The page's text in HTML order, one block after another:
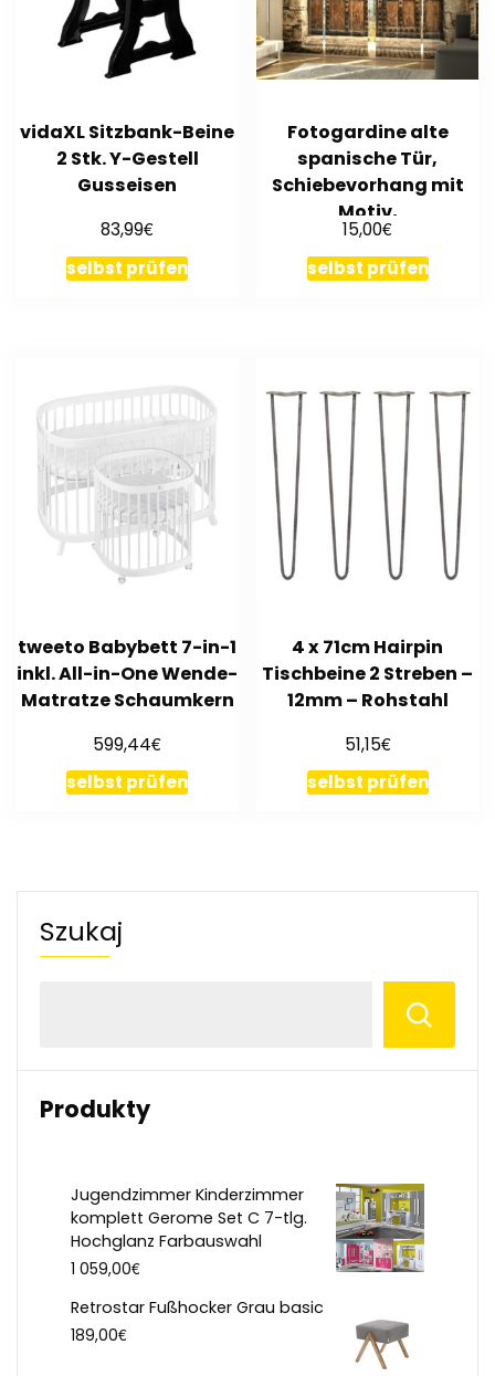
vidaXL Sitzbank-Beine
2 Stk. Y-Gestell
Gusseisen
83,99€
selbst prüfen
Fotogardine alte
spanische Tür,
Schiebevorhang mit
Motiv,
Flächenvorhang, auf
Maß
15,00€
selbst prüfen
tweeto Babybett 7-in-1
inkl. All-in-One Wende-
Matratze Schaumkern
599,44€
selbst prüfen
4 x 71cm Hairpin
Tischbeine 2 Streben –
12mm – Rohstahl
51,15€
selbst prüfen
Szukaj
Produkty
Jugendzimmer Kinderzimmer
komplett Gerome Set C 7-tlg.
Hochglanz Farbauswahl
1 059,00€
Retrostar Fußhocker Grau basic
189,00€